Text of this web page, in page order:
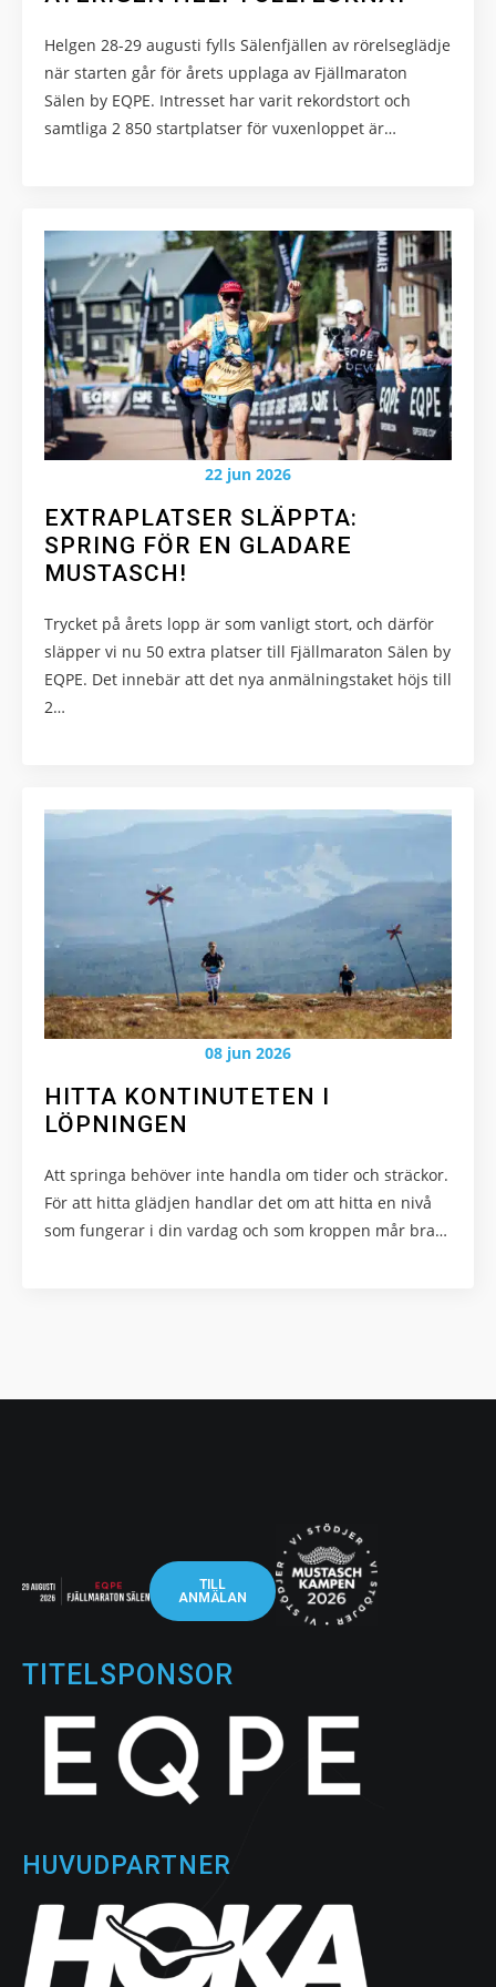
Helgen 28-29 augusti fylls Sälenfjällen av rörelseglädje
när starten går för årets upplaga av Fjällmaraton
Sälen by EQPE. Intresset har varit rekordstort och
samtliga 2 850 startplatser för vuxenloppet är…
EXTRAPLATSER SLÄPPTA:
SPRING FÖR EN GLADARE
MUSTASCH!
22 jun 2026
Trycket på årets lopp är som vanligt stort, och därför
släpper vi nu 50 extra platser till Fjällmaraton Sälen by
EQPE. Det innebär att det nya anmälningstaket höjs till
2…
HITTA KONTINUTETEN I
LÖPNINGEN
08 jun 2026
Att springa behöver inte handla om tider och sträckor.
För att hitta glädjen handlar det om att hitta en nivå
som fungerar i din vardag och som kroppen mår bra…
TILL
ANMÄLAN
TITELSPONSOR
HUVUDPARTNER
Upplevelse
För att vår
ditt besök.
Om du nekar
de här
kakorna
kommer viss
funktionalitet
att försvinna
från
hemsidan.
Marknadsföring
Genom att dela
med dig av dina
beteende när du
surfar ökar du
chansen att få se
personligt
anpassat innehåll